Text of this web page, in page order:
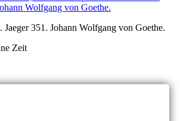
Jaeger 351. Johann Wolfgang von Goethe.
Zeit